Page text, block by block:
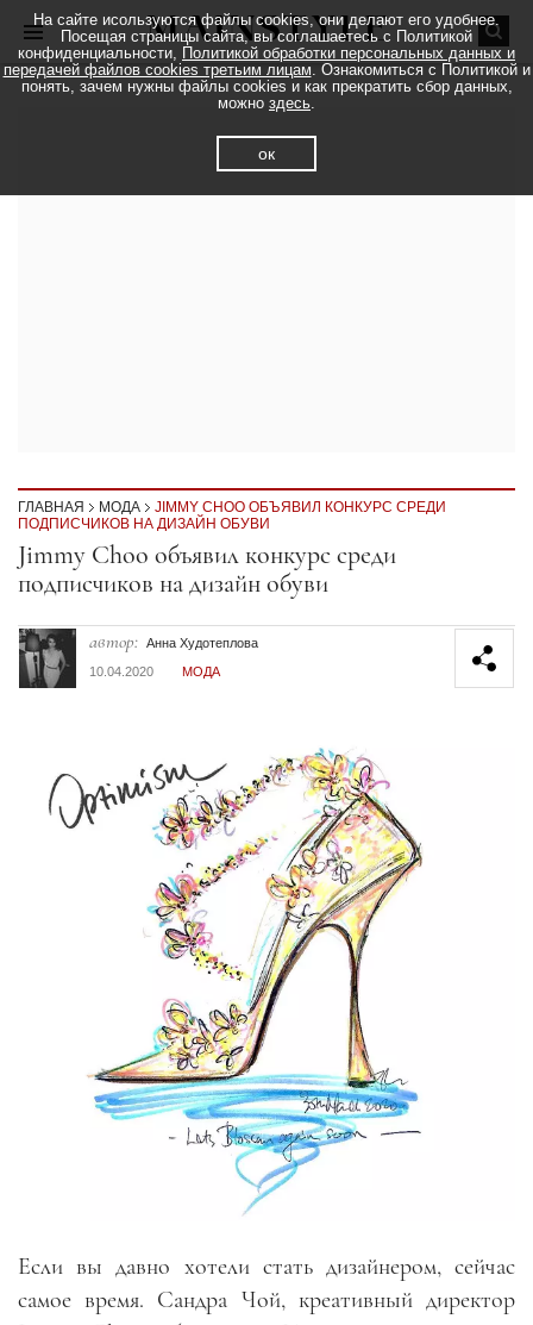
ГЛАВНАЯ МОДА
JIMMY CHOO ОБЪЯВИЛ КОНКУРС СРЕДИ
ПОДПИСЧИКОВ НА ДИЗАЙН ОБУВИ
Секция статей
Jimmy Choo объявил конкурс среди
подписчиков на дизайн обуви
автор: Анна Худотеплова
10.04.2020
МОДА
Если вы давно хотели стать дизайнером, сейчас
самое время. Сандра Чой, креативный директор
На сайте исользуются файлы cookies, они делают его удобнее.
Посещая страницы сайта, вы соглашаетесь с Политикой
конфиденциальности, Политикой обработки персональных данных и
передачей файлов cookies третьим лицам. Ознакомиться с Политикой и
понять, зачем нужны файлы cookies и как прекратить сбор данных,
можно здесь.
ок